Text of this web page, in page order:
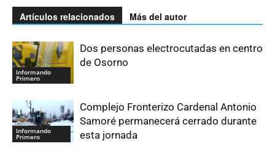
Artículos relacionados Más del autor
Informando
Primero
Dos personas electrocutadas en centro
de Osorno
Informando
Primero
Complejo Fronterizo Cardenal Antonio
Samoré permanecerá cerrado durante
esta jornada